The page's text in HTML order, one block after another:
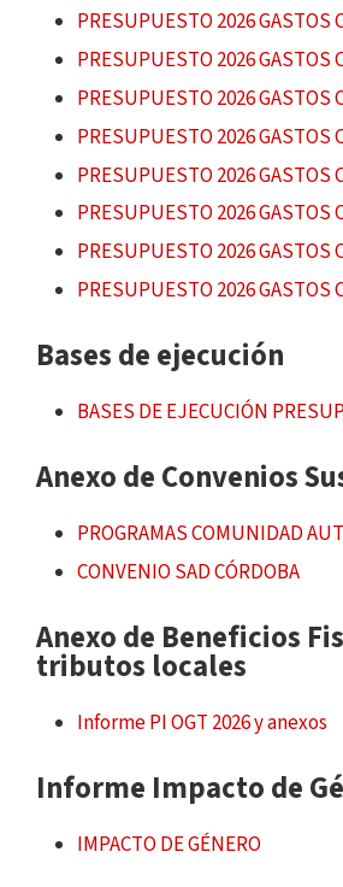
PRESUPUESTO 2026 GASTOS
PRESUPUESTO 2026 GASTOS
PRESUPUESTO 2026 GASTOS
PRESUPUESTO 2026 GASTOS
PRESUPUESTO 2026 GASTOS
PRESUPUESTO 2026 GASTOS
PRESUPUESTO 2026 GASTOS
PRESUPUESTO 2026 GASTOS
Bases de ejecución
BASES DE EJECUCIÓN
Anexo de Convenios
PROGRAMAS COMUNIDAD
CONVENIO SAD CÓRDOBA
Anexo de Beneficios
tributos locales
Informe PI OGT 2026 y anexos
Informe Impacto de
IMPACTO DE GÉNERO